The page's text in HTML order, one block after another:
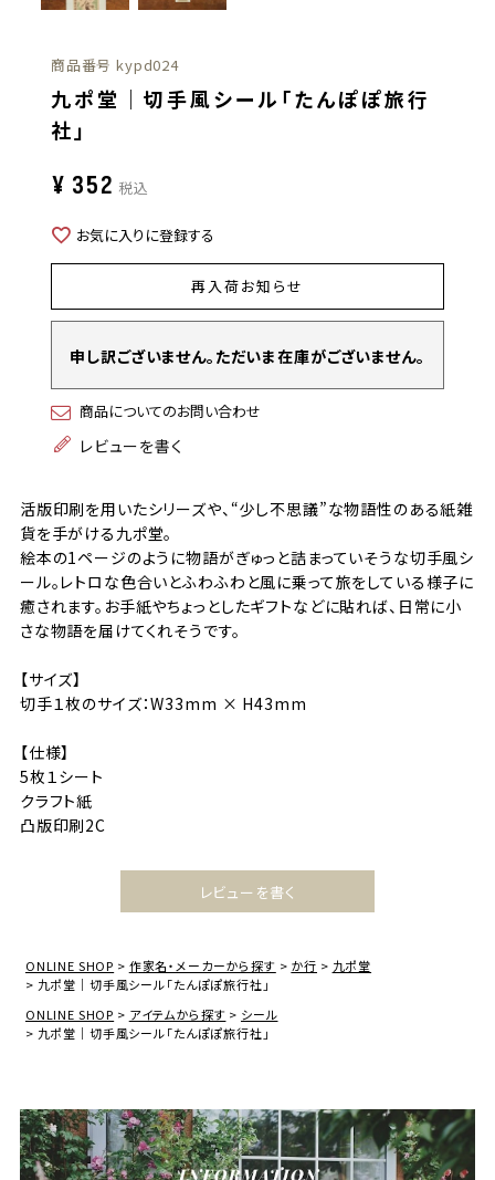
商品番号 kypd024
九ポ堂｜切手風シール「たんぽぽ旅行
社」
¥ 352 税込
お気に入りに登録する
再入荷お知らせ
申し訳ございません。ただいま在庫がございません。
商品についてのお問い合わせ
レビューを書く
活版印刷を用いたシリーズや、“少し不思議”な物語性のある紙雑
貨を手がける九ポ堂。
絵本の1ページのように物語がぎゅっと詰まっていそうな切手風シ
ール。レトロな色合いとふわふわと風に乗って旅をしている様子に
癒されます。お手紙やちょっとしたギフトなどに貼れば、日常に小
さな物語を届けてくれそうです。
【サイズ】
切手１枚のサイズ：W33mm × H43mm
【仕様】
5枚１シート
クラフト紙
凸版印刷2C
レビューを書く
ONLINE SHOP 作家名・メーカーから探す か行
九ポ堂
九ポ堂｜切手風シール「たんぽぽ旅行社」
ONLINE SHOP
アイテムから探す
シール
九ポ堂｜切手風シール「たんぽぽ旅行社」